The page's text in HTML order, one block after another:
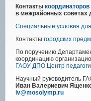
Контакты координаторов
в межрайонных советах
Специальные условия
Контакты городских
По поручению
координацию
ГАОУ ДПО Центр
Научный руководитель
Иван Валериевич
iv@mosolymp.ru